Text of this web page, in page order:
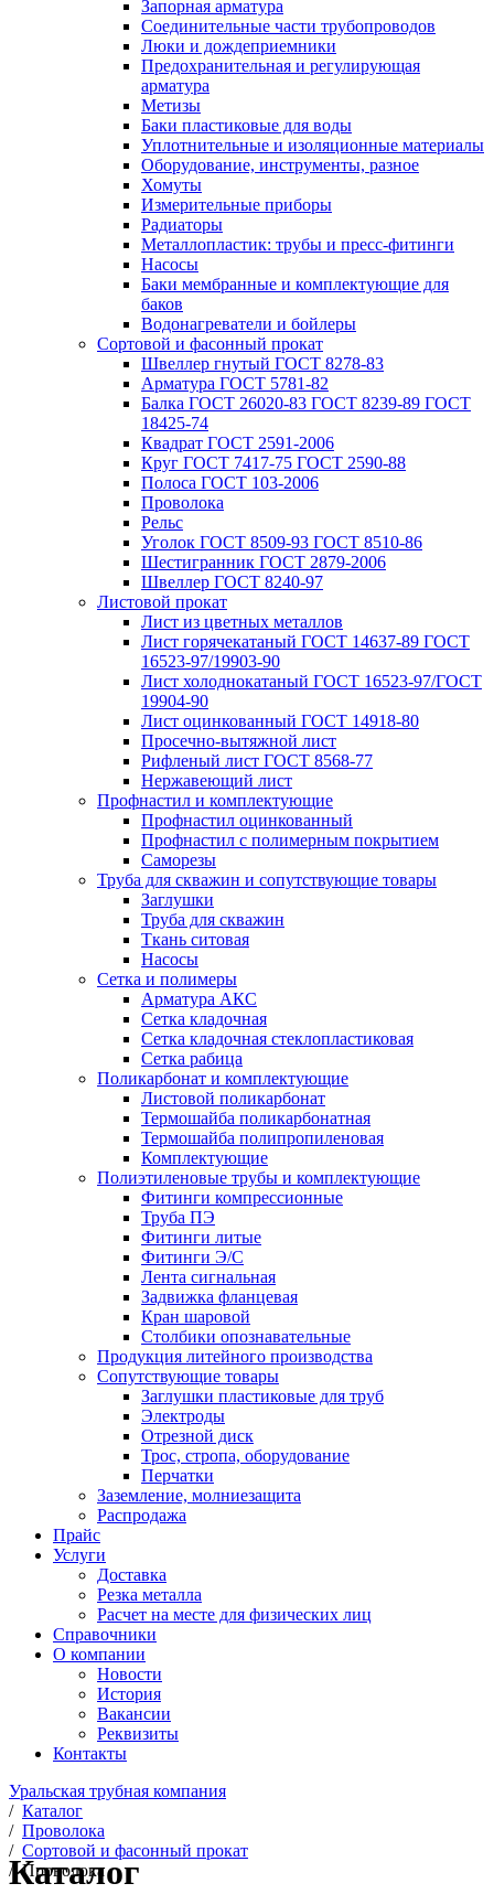
Запорная арматура
Соединительные части трубопроводов
Люки и дождеприемники
Предохранительная и регулирующая
арматура
Метизы
Баки пластиковые для воды
Уплотнительные и изоляционные материалы
Оборудование, инструменты, разное
Хомуты
Измерительные приборы
Радиаторы
Металлопластик: трубы и пресс-фитинги
Насосы
Баки мембранные и комплектующие для
баков
Водонагреватели и бойлеры
Сортовой и фасонный прокат
Швеллер гнутый ГОСТ 8278-83
Арматура ГОСТ 5781-82
Балка ГОСТ 26020-83 ГОСТ 8239-89 ГОСТ
18425-74
Квадрат ГОСТ 2591-2006
Круг ГОСТ 7417-75 ГОСТ 2590-88
Полоса ГОСТ 103-2006
Проволока
Рельс
Уголок ГОСТ 8509-93 ГОСТ 8510-86
Шестигранник ГОСТ 2879-2006
Швеллер ГОСТ 8240-97
Листовой прокат
Лист из цветных металлов
Лист горячекатаный ГОСТ 14637-89 ГОСТ
16523-97/19903-90
Лист холоднокатаный ГОСТ 16523-97/ГОСТ
19904-90
Лист оцинкованный ГОСТ 14918-80
Просечно-вытяжной лист
Рифленый лист ГОСТ 8568-77
Нержавеющий лист
Профнастил и комплектующие
Профнастил оцинкованный
Профнастил с полимерным покрытием
Саморезы
Труба для скважин и сопутствующие товары
Заглушки
Труба для скважин
Ткань ситовая
Насосы
Сетка и полимеры
Арматура АКС
Сетка кладочная
Сетка кладочная стеклопластиковая
Сетка рабица
Поликарбонат и комплектующие
Листовой поликарбонат
Термошайба поликарбонатная
Термошайба полипропиленовая
Комплектующие
Полиэтиленовые трубы и комплектующие
Фитинги компрессионные
Труба ПЭ
Фитинги литые
Фитинги Э/С
Лента сигнальная
Задвижка фланцевая
Кран шаровой
Столбики опознавательные
Продукция литейного производства
Сопутствующие товары
Заглушки пластиковые для труб
Электроды
Отрезной диск
Трос, стропа, оборудование
Перчатки
Заземление, молниезащита
Распродажа
Прайс
Услуги
Доставка
Резка металла
Расчет на месте для физических лиц
Справочники
О компании
Новости
История
Вакансии
Реквизиты
Контакты
Уральская трубная компания
/ Каталог
/ Проволока
/ Сортовой и фасонный прокат
/ Проволока
Каталог